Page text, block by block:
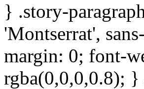
} .story-
'Montserrat',
margin: 0; font-
rgba(0,0,0,0.8);